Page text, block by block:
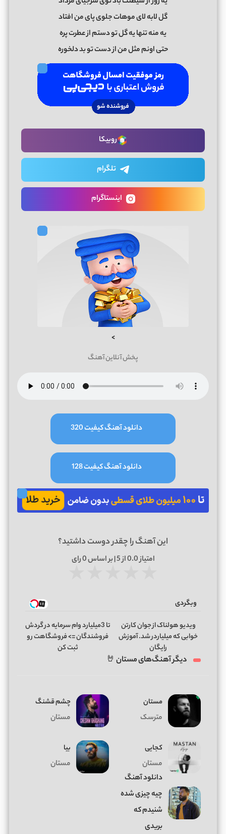
گل لابه لای موهات جلوی پای من افتاد
یه منه تنها یه گل تو دستم از عطرت پره
حتی اونم مثل من از دست تو بد دلخوره
روبیکا
تلگرام
اینستاگرام
>
پخش آنلاین آهنگ
دانلود آهنگ کیفیت 320
دانلود آهنگ کیفیت 128
این آهنگ را چقدر دوست داشتید؟
امتیاز0.0از 5 | بر اساس 0رای
وبگردی
ویدیو هولناک از جوان کارتن
خوابی که میلیاردر شد. آموزش
رایگان
تا 3میلیارد وام سرمایه در گردش
فروشندگان => فروشگاهت رو
ثبت کن
دیگر آهنگ‌های مستان 🤘
مستان
مترسک
چشم قشنگ
مستان
کجایی
مستان
بیا
مستان
دانلود آهنگ
چیه چیزی شده
شنیدم که
بریدی